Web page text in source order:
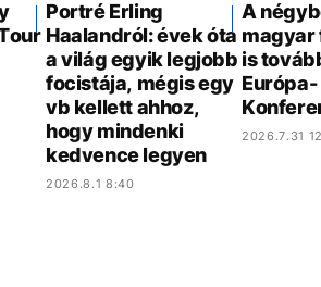
Portré Erling
Haalandról: évek óta
a világ egyik legjobb
focistája, mégis egy
vb kellett ahhoz,
hogy mindenki
kedvence legyen
2026.8.1 8:40
A
magyar
is
Európa-
2026.7.31